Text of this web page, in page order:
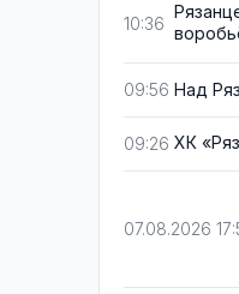
10:36
09:56 Над
09:26 ХК
07.08.2026